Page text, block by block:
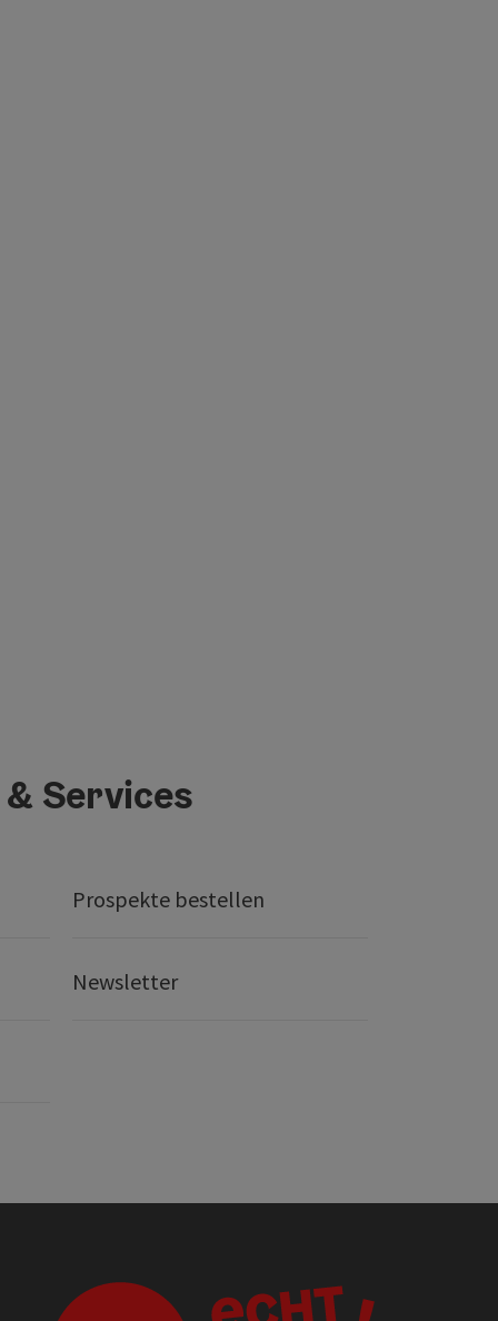
Services
Prospekte bestellen
Newsletter